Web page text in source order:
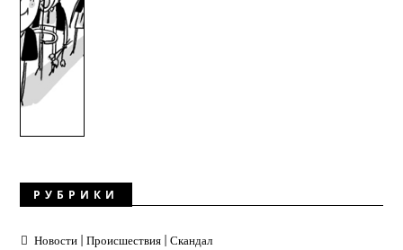
РУБРИКИ
Новости | Происшествия | Скандал